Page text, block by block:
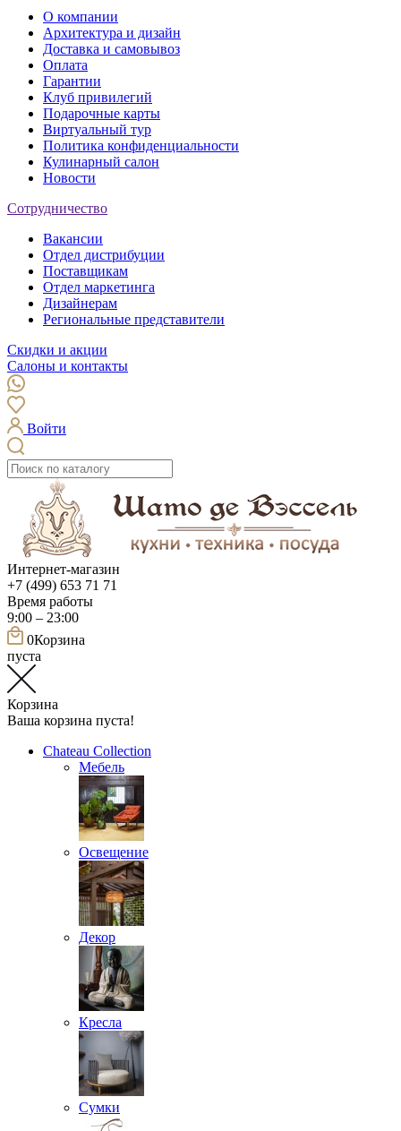
О компании
Архитектура и дизайн
Доставка и самовывоз
Оплата
Гарантии
Клуб привилегий
Подарочные карты
Виртуальный тур
Политика конфиденциальности
Кулинарный салон
Новости
Сотрудничество
Вакансии
Отдел дистрибуции
Поставщикам
Отдел маркетинга
Дизайнерам
Региональные представители
Скидки и акции
Салоны и контакты
Войти
Интернет-магазин
+7 (499) 653 71 71
Время работы
9:00 – 23:00
0Корзина
пуста
Корзина
Ваша корзина пуста!
Chateau Collection
Мебель
Освещение
Декор
Кресла
Сумки